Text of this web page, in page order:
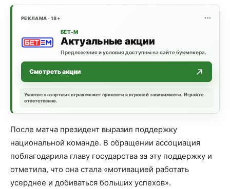
РЕКЛАМА · 18+
БЕТ-М
Актуальные акции
Предложения и условия доступны на сайте букмекера.
Смотреть акции
Участие в азартных играх может привести к игровой зависимости. Играйте
ответственно.
После матча президент выразил поддержку
национальной команде. В обращении ассоциация
поблагодарила главу государства за эту поддержку и
отметила, что она стала «мотивацией работать
усерднее и добиваться больших успехов».